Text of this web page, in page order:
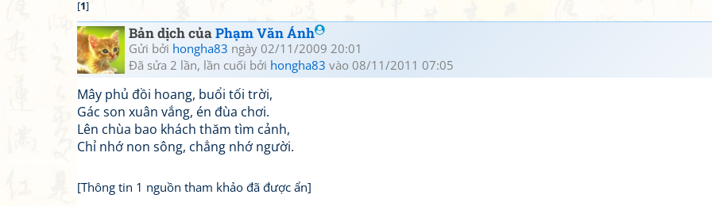
[1]
Bản dịch củaPhạm Văn Ánh
Gửi bởi hongha83 ngày 02/11/2009 20:01
Đã sửa 2 lần, lần cuối bởi hongha83 vào 08/11/2011 07:05
Mây phủ đồi hoang, buổi tối trời,
Gác son xuân vắng, én đùa chơi.
Lên chùa bao khách thăm tìm cảnh,
Chỉ nhớ non sông, chẳng nhớ người.
[Thông tin 1 nguồn tham khảo đã được ẩn]